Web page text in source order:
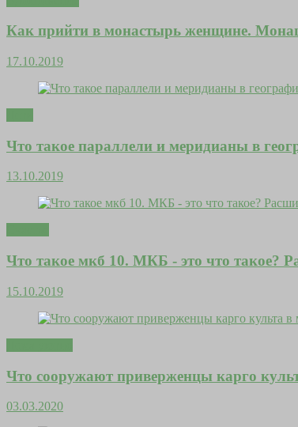
Как прийти в монастырь женщине.
17.10.2019
Что такое параллели и меридианы в
13.10.2019
Что такое мкб 10. МКБ - это что такое?
15.10.2019
Что сооружают приверженцы карго
03.03.2020